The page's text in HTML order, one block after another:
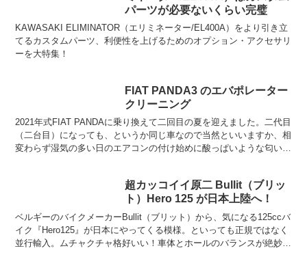
パーツが必要ないくらい完璧
KAWASAKI ELIMINATOR（エリミネーター/EL400A）をより引き立
てるカスタムパーツ、利便性を上げるためのオプション・アクセサリ
ーを大特集！
FIAT PANDA3 のエバポレーター
クリーニング
2021年式FIAT PANDAに乗り換えて二回目の夏を迎えました。二代目
（二台目）になっても、というか同じ車なので当然といいますか、相
変わらず湿気の多い日のエアコンの付け始めに酸っぱいような匂いが
超カッコイイ原二 Bullit（ブリッ
ト）Hero 125 が日本上陸へ！
ベルギーのバイクメーカーBullit（ブリット）から、気になる125ccバ
イク『Hero125』が日本にやってくる模様。といっても正規ではなく
並行輸入。ムチャクチャ格好いい！車体とホールのバランスが絶妙じ